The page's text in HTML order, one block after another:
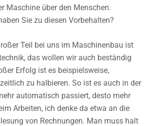
Maschine über den Menschen.
Sie zu diesen Vorbehalten?
Teil bei uns im Maschinenbau ist
das wollen wir auch beständig
Erfolg ist es beispielsweise,
zu halbieren. So ist es auch in der
automatisch passiert, desto mehr
Arbeiten, ich denke da etwa an die
von Rechnungen. Man muss halt